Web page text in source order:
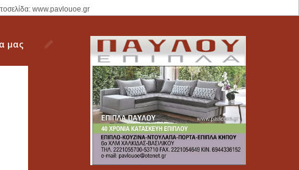
www.pavlouoe.gr
μας